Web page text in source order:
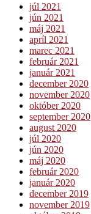
júl 2021
jún 2021
máj 2021
apríl 2021
marec 2021
február 2021
január 2021
december 2020
november 2020
október 2020
september 2020
august 2020
júl 2020
jún 2020
máj 2020
február 2020
január 2020
december 2019
november 2019